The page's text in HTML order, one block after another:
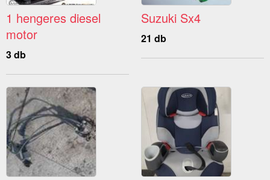
1 hengeres diesel
motor
3 db
Suzuki Sx4
21 db